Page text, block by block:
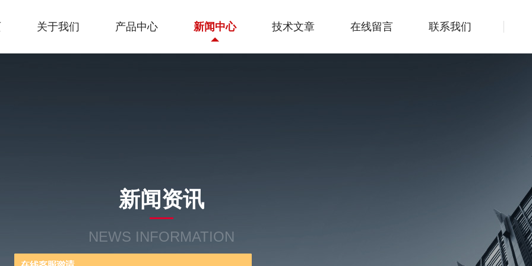
关于我们 产品中心 新闻中心 技术文章 在线留言 联系我们
新闻资讯
NEWS INFORMATION